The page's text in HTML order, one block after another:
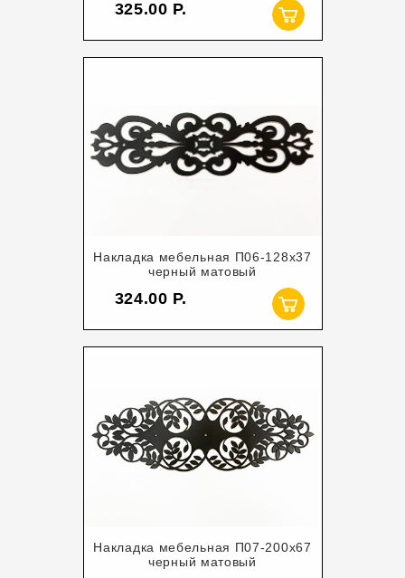
325.00
Накладка мебельная П06-128х37
черный матовый
324.00
Накладка мебельная П07-200х67
черный матовый